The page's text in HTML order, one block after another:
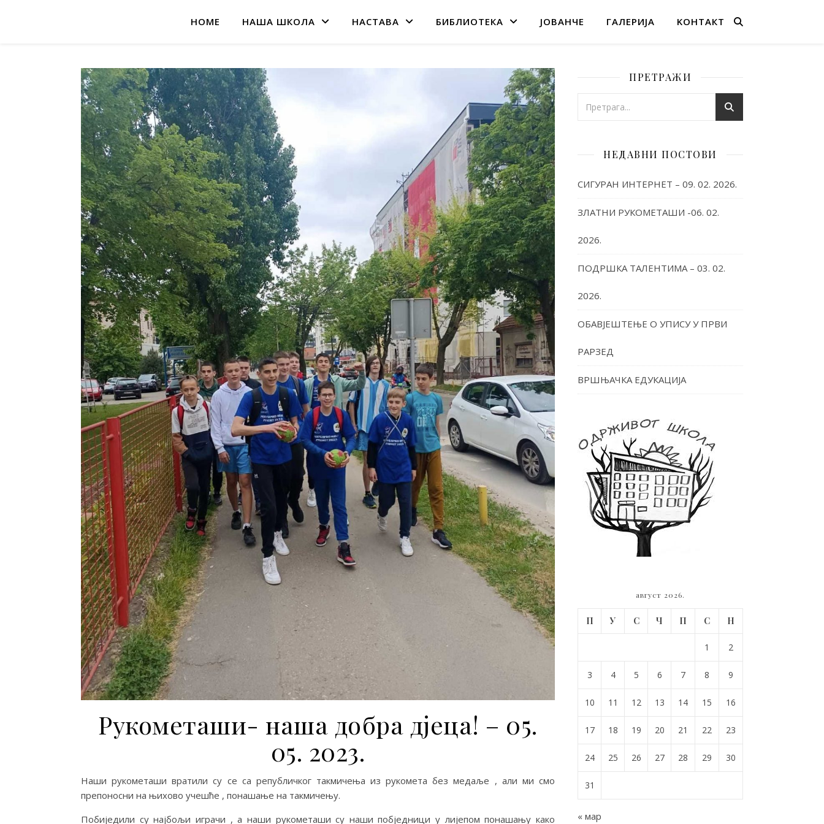
HOME НАША ШКОЛА НАСТАВА БИБЛИОТЕКА ЈОВАНЧЕ ГАЛЕРИЈА KОНТАКТ
Рукометаши- наша добра дјеца! – 05.
05. 2023.
Наши рукометаши вратили су се са републичког такмичења из рукомета без медаље , али ми смо
препоносни на њихово учешће , понашање на такмичењу.
Побиједили су најбољи играчи , а наши рукометаши су наши побједници у лијепом понашању како
ПРЕТРАЖИ
НЕДАВНИ ПОСТОВИ
СИГУРАН ИНТЕРНЕТ – 09. 02. 2026.
ЗЛАТНИ РУКОМЕТАШИ -06. 02.
2026.
ПОДРШКА ТАЛЕНТИМА – 03. 02.
2026.
ОБАВЈЕШТЕЊЕ О УПИСУ У ПРВИ
РАРЗЕД
ВРШЊАЧКА ЕДУКАЦИЈА
август 2026.
П У С Ч П С Н
1 2
3 4 5 6 7 8 9
10 11 12 13 14 15 16
17 18 19 20 21 22 23
24 25 26 27 28 29 30
31
« мар